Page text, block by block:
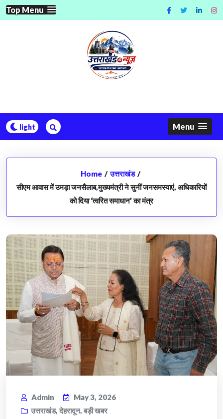
Skip
to
Top Menu
Menu
Home / उत्तराखंड /
सीएम आवास में उमड़ा जनसैलाब,मुख्यमंत्री ने सुनीं जनसमस्याएं, अधिकारियों
को दिया ‘त्वरित समाधान’ का मंत्र
Admin
May 3, 2026
उत्तराखंड, देहरादून, बड़ी खबर